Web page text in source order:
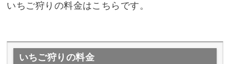
いちご狩りの料金はこちらです。
いちご狩りの料金